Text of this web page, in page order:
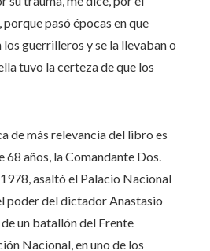
porque pasó épocas en que
guerrilleros y se la llevaban o
tuvo la certeza de que los
de más relevancia del libro es
años, la Comandante Dos.
asaltó el Palacio Nacional
poder del dictador Anastasio
un batallón del Frente
Nacional, en uno de los